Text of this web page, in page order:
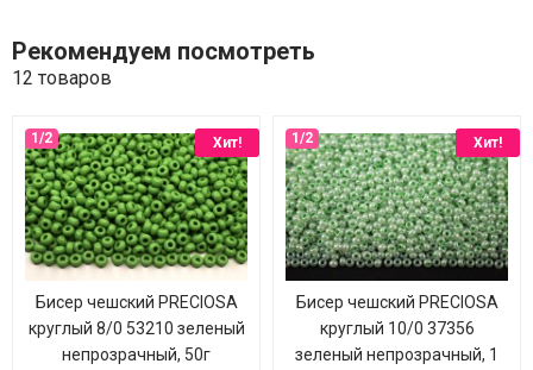
Рекомендуем посмотреть
12 товаров
Хит!
Бисер чешский PRECIOSA
круглый 8/0 53210 зеленый
непрозрачный, 50г
Хит!
Бисер чешский PRECIOSA
круглый 10/0 37356
зеленый непрозрачный, 1